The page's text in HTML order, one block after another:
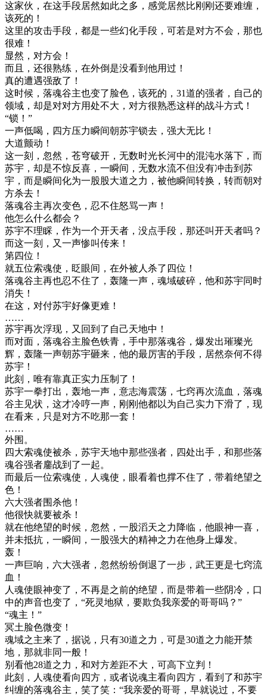
这家伙，在这手段居然如此之多，感觉居然比刚刚还要难缠，
该死的！
这里的攻击手段，都是一些幻化手段，可若是对方不会，那也
很难！
显然，对方会！
而且，还很熟练，在外倒是没看到他用过！
真的遭遇强敌了！
这时候，落魂谷主也变了脸色，该死的，31道的强者，自己的
领域，却是对对方用处不大，对方很熟悉这样的战斗方式！
“锁！”
一声低喝，四方压力瞬间朝苏宇锁去，强大无比！
大道颤动！
这一刻，忽然，苍穹破开，无数时光长河中的混沌水落下，而
苏宇，却是不惊反喜，一瞬间，无数水流不但没有冲击到苏
宇，而是瞬间化为一股股大道之力，被他瞬间转换，转而朝对
方杀去！
落魂谷主再次变色，忍不住怒骂一声！
他怎么什么都会？
苏宇不理睬，作为一个开天者，没点手段，那还叫开天者吗？
而这一刻，又一声惨叫传来！
第四位！
就五位索魂使，眨眼间，在外被人杀了四位！
落魂谷主再也忍不住了，轰隆一声，魂域破碎，他和苏宇同时
消失！
在这，对付苏宇好像更难！
……
苏宇再次浮现，又回到了自己天地中！
而对面，落魂谷主脸色铁青，手中那落魂谷，爆发出璀璨光
辉，轰隆一声朝苏宇砸来，他的最厉害的手段，居然奈何不得
苏宇！
此刻，唯有靠真正实力压制了！
苏宇一拳打出，轰地一声，意志海震荡，七窍再次流血，落魂
谷主见状，这才冷哼一声，刚刚他都以为自己实力下滑了，现
在看来，只是对方不吃那一套！
……
外围。
四大索魂使被杀，苏宇天地中那些强者，四处出手，和那些落
魂谷强者鏖战到了一起。
而最后一位索魂使，人魂使，眼看着也撑不住了，带着绝望之
色！
六大强者围杀他！
他很快就要被杀！
就在他绝望的时候，忽然，一股滔天之力降临，他眼神一喜，
并未抵抗，一瞬间，一股强大的精神之力在他身上爆发。
轰！
一声巨响，六大强者，忽然纷纷倒退了一步，武王更是七窍流
血！
人魂使眼神变了，不再是之前的绝望，而是带着一些阴冷，口
中的声音也变了，“死灵地狱，要欺负我亲爱的哥哥吗？”
“魂主！”
冥土脸色微变！
魂域之主来了，据说，只有30道之力，可是30道之力能开禁
地，那就非同一般！
别看他28道之力，和对方差距不大，可高下立判！
此刻，人魂使看向四方，或者说魂主看向四方，看到了和苏宇
纠缠的落魂谷主，笑了笑：“我亲爱的哥哥，早就说过，不要